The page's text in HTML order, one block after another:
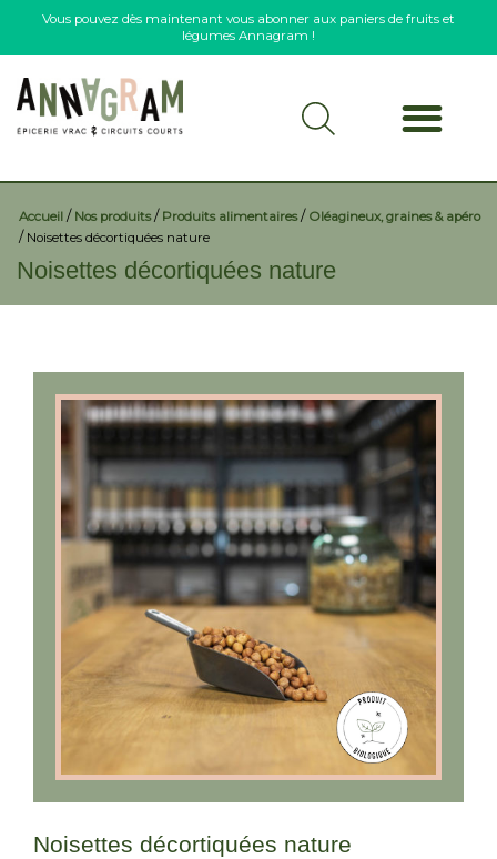
Accueil / Nos produits/ Produits alimentaires/ Oléagineux, graines & apéro
/ Noisettes décortiquées nature
Noisettes décortiquées nature
Noisettes décortiquées nature
Vous pouvez dès maintenant vous abonner aux paniers de fruits et
légumes Annagram !